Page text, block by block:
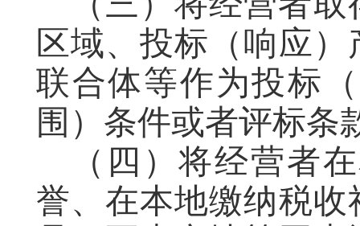
区域、投标（响应
联合体等作为投标
围）条件或者评标条
（四）将经营者
誉、在本地缴纳税